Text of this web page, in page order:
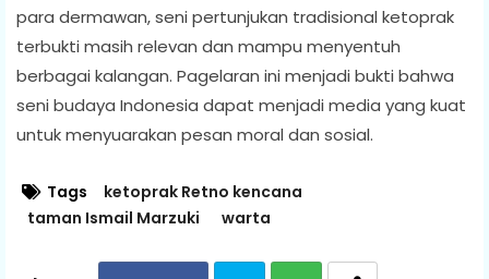
para dermawan, seni pertunjukan tradisional ketoprak
terbukti masih relevan dan mampu menyentuh
berbagai kalangan. Pagelaran ini menjadi bukti bahwa
seni budaya Indonesia dapat menjadi media yang kuat
untuk menyuarakan pesan moral dan sosial.
Tags
ketoprak Retno kencana
taman Ismail Marzuki
warta